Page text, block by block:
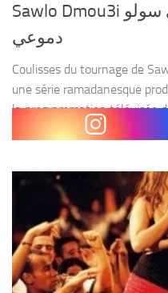
Sawlo Dmou3i المسلسل الرمضاني سولو
دموعي
Coulisses du tournage de
une série ramadanesque
la programmation télévisée
dans la catégorie de...